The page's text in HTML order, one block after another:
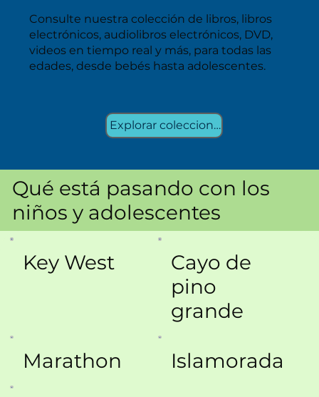
Consulte nuestra colección de libros, libros
electrónicos, audiolibros electrónicos, DVD,
videos en tiempo real y más, para todas las
edades, desde bebés hasta adolescentes.
Explorar colecciones
Qué está pasando con los
niños y adolescentes
Key West
Cayo de
pino
grande
Marathon Islamorada